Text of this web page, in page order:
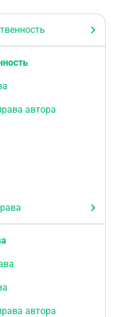
автора
автора